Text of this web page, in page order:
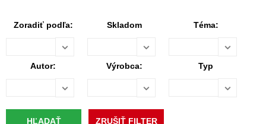
Zoradiť podľa: Skladom Téma:
Autor: Výrobca: Typ